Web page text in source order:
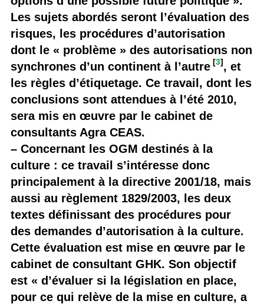
Les sujets abordés seront l’évaluation des
risques, les procédures d’autorisation
dont le « problème » des autorisations non
synchrones d’un continent à l’autre [3], et
les règles d’étiquetage. Ce travail, dont les
conclusions sont attendues à l’été 2010,
sera mis en œuvre par le cabinet de
consultants Agra CEAS.
– Concernant les OGM destinés à la
culture : ce travail s’intéresse donc
principalement à la directive 2001/18, mais
aussi au règlement 1829/2003, les deux
textes définissant des procédures pour
des demandes d’autorisation à la culture.
Cette évaluation est mise en œuvre par le
cabinet de consultant GHK. Son objectif
est « d’évaluer si la législation en place,
pour ce qui relève de la mise en culture, a